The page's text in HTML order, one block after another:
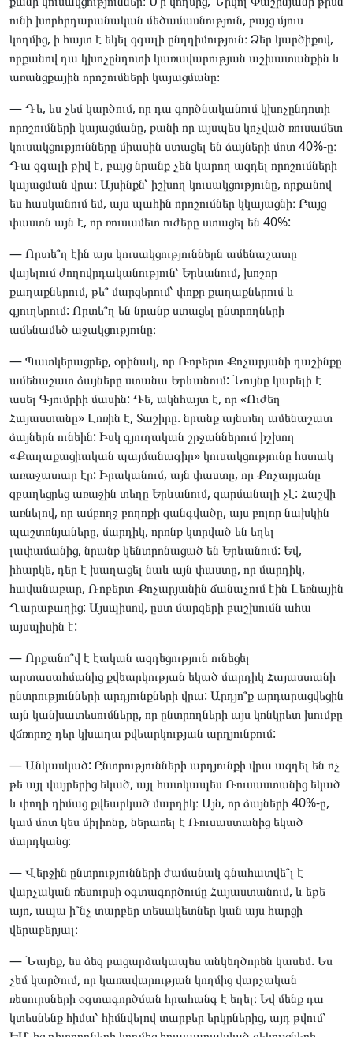
ունի խորհրդարանական մեծամասնություն, բայց մյուս
կողմից, ի հայտ է եկել զգալի ընդդիմություն։ Ձեր կարծիքով,
որքանով դա կխոչընդոտի կառավարության աշխատանքին և
առանցքային որոշումների կայացմանը։
— Դե, ես չեմ կարծում, որ դա գործնականում կխոչընդոտի
որոշումների կայացմանը, քանի որ այսպես կոչված ռուսամետ
կուսակցությունները միասին ստացել են ձայների մոտ 40%-ը։
Դա զգալի թիվ է, բայց նրանք չեն կարող ազդել որոշումների
կայացման վրա։ Այսինքն՝ իշխող կուսակցությունը, որքանով
ես հասկանում եմ, այս պահին որոշումներ կկայացնի։ Բայց
փաստն այն է, որ ռուսամետ ուժերը ստացել են 40%:
— Որտե՞ղ էին այս կուսակցություններն ամենաշատը
վայելում ժողովրդականություն՝ Երևանում, խոշոր
քաղաքներում, թե՞ մարզերում՝ փոքր քաղաքներում և
գյուղերում: Որտե՞ղ են նրանք ստացել ընտրողների
ամենամեծ աջակցությունը։
— Պատկերացրեք, օրինակ, որ Ռոբերտ Քոչարյանի դաշինքը
ամենաշատ ձայները ստանա Երևանում: Նույնը կարելի է
ասել Գյումրիի մասին: Դե, ակնհայտ է, որ «Ուժեղ
Հայաստանը» Լոռին է, Տաշիրը. նրանք այնտեղ ամենաշատ
ձայներն ունեին: Իսկ գյուղական շրջաններում իշխող
«Քաղաքացիական պայմանագիր» կուսակցությունը հստակ
առաջատար էր: Իրականում, այն փաստը, որ Քոչարյանը
զբաղեցրեց առաջին տեղը Երևանում, զարմանալի չէ: Հաշվի
առնելով, որ ամբողջ բողոքի զանգվածը, այս բոլոր նախկին
պաշտոնյաները, մարդիկ, որոնք կտրված են եղել
լափամանից, նրանք կենտրոնացած են Երևանում: Եվ,
իհարկե, դեր է խաղացել նաև այն փաստը, որ մարդիկ,
հավանաբար, Ռոբերտ Քոչարյանին ճանաչում էին Լեռնային
Ղարաբաղից: Այսպիսով, ըստ մարզերի բաշխումն ահա
այսպիսին է:
— Որքանո՞վ է էական ազդեցություն ունեցել
արտասահմանից քվեարկության եկած մարդիկ Հայաստանի
ընտրությունների արդյունքների վրա: Արդյո՞ք արդարացվեցին
այն կանխատեսումները, որ ընտրողների այս կոնկրետ խումբը
վճռորոշ դեր կխաղա քվեարկության արդյունքում:
— Անկասկած: Ընտրությունների արդյունքի վրա ազդել են ոչ
թե այլ վայրերից եկած, այլ հատկապես Ռուսաստանից եկած
և փողի դիմաց քվեարկած մարդիկ։ Այն, որ ձայների 40%-ը,
կամ մոտ կես միլիոնը, ներառել է Ռուսաստանից եկած
մարդկանց։
— Վերջին ընտրությունների ժամանակ գնահատվե՞լ է
վարչական ռեսուրսի օգտագործումը Հայաստանում, և եթե
այո, ապա ի՞նչ տարբեր տեսակետներ կան այս հարցի
վերաբերյալ։
— Նայեք, ես ձեզ բացարձակապես անկեղծորեն կասեմ. Ես
չեմ կարծում, որ կառավարության կողմից վարչական
ռեսուրսների օգտագործման հրահանգ է եղել։ Եվ մենք դա
կտեսնենք հիմա՝ հիմնվելով տարբեր երկրներից, այդ թվում՝